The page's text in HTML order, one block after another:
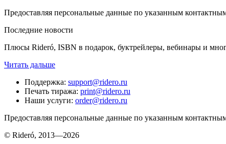
Предоставляя персональные данные по указанным
Последние новости
Плюсы Rideró, ISBN в подарок, буктрейлеры, вебинары и
Читать дальше
Поддержка: support@ridero.ru
Печать тиража: print@ridero.ru
Наши услуги: order@ridero.ru
Предоставляя персональные данные по указанным
© Rideró, 2013—2026